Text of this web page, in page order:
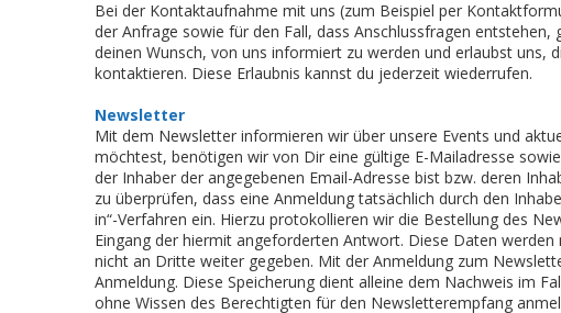
Bei der Kontaktaufnahme mit uns (zum Beispiel per
der Anfrage sowie für den Fall, dass Anschlussfragen
deinen Wunsch, von uns informiert zu werden und erlaubst uns,
kontaktieren. Diese Erlaubnis kannst du jederzeit wiederrufen.
Newsletter
Mit dem Newsletter informieren wir über unsere Events und
möchtest, benötigen wir von Dir eine gültige E-Mailadresse
der Inhaber der angegebenen Email-Adresse bist bzw. deren
zu überprüfen, dass eine Anmeldung tatsächlich durch den
in“-Verfahren ein. Hierzu protokollieren wir die Bestellung des
Eingang der hiermit angeforderten Antwort. Diese Daten
nicht an Dritte weiter gegeben. Mit der Anmeldung zum
Anmeldung. Diese Speicherung dient alleine dem Nachweis im
ohne Wissen des Berechtigten für den Newsletterempfang